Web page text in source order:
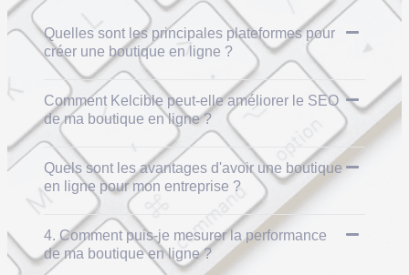
Quelles sont les principales plateformes pour
créer une boutique en ligne ?
Comment Kelcible peut-elle améliorer le SEO
de ma boutique en ligne ?
Quels sont les avantages d'avoir une boutique
en ligne pour mon entreprise ?
4. Comment puis-je mesurer la performance
de ma boutique en ligne ?